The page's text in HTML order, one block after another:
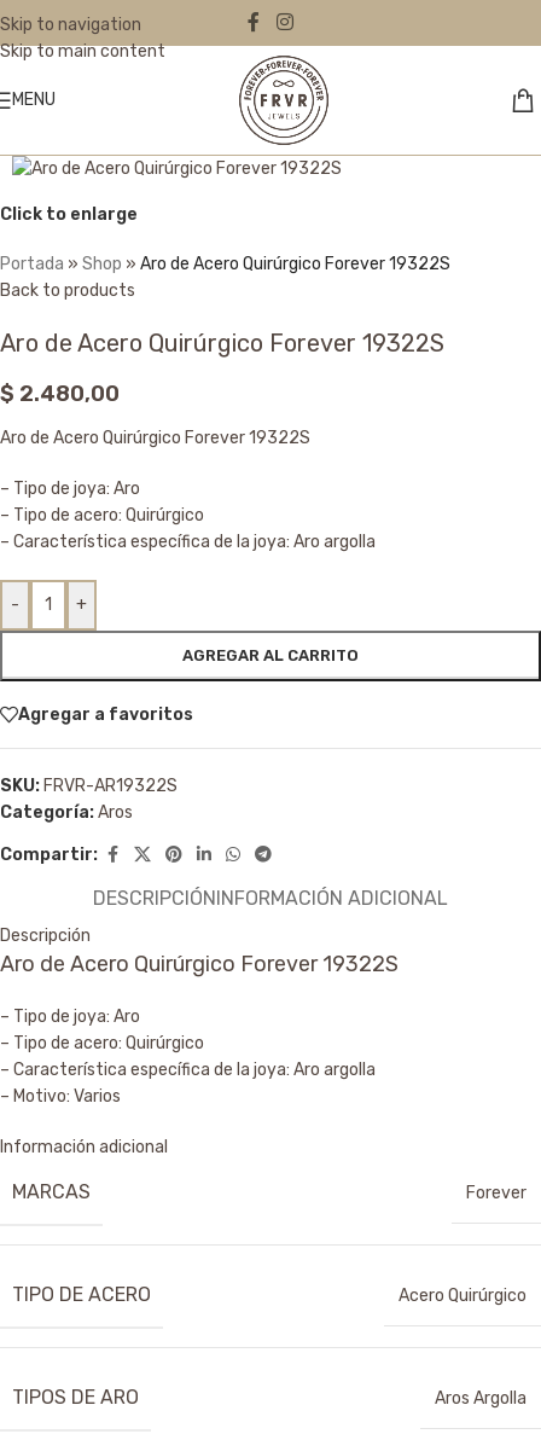
Skip to navigation
Skip to main content
MENU
Click to enlarge
Portada » Shop » Aro de Acero Quirúrgico Forever 19322S
Back to products
Aro de Acero Quirúrgico Forever 19322S
$ 2.480,00
Aro de Acero Quirúrgico Forever 19322S
– Tipo de joya: Aro
– Tipo de acero: Quirúrgico
– Característica específica de la joya: Aro argolla
- +
AGREGAR AL CARRITO
Agregar a favoritos
SKU: FRVR-AR19322S
Categoría:Aros
Compartir:
DESCRIPCIÓNINFORMACIÓN ADICIONAL
Descripción
Aro de Acero Quirúrgico Forever 19322S
– Tipo de joya: Aro
– Tipo de acero: Quirúrgico
– Característica específica de la joya: Aro argolla
– Motivo: Varios
Información adicional
MARCAS Forever
TIPO DE ACERO Acero Quirúrgico
TIPOS DE ARO Aros Argolla